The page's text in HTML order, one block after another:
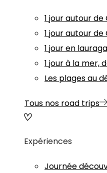
1 jour autour
1 jour autour
1 jour en
1 jour à la mer,
Les plages au
Tous nos road trips
Expériences
Journée